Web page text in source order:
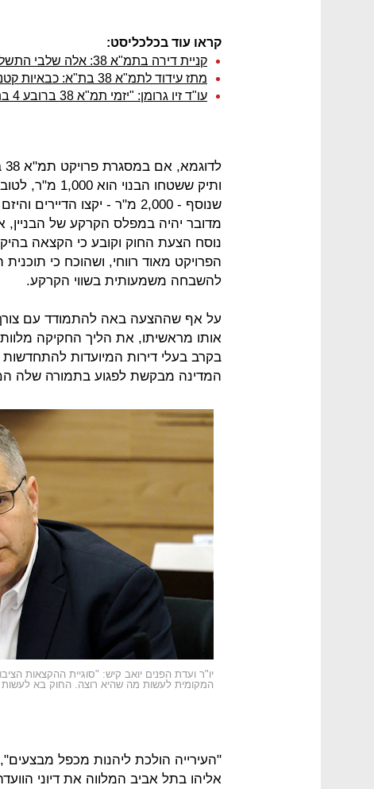
קראו עוד בכלכליסט:
קניית דירה בתמ"א 38: אלה שלבי התשלום החדשים
מתז עידוד לתמ"א 38 בת"א: כבאיות קטנות
עו"ד זיו גרומן: "יזמי תמ"א 38 ברובע 4 בת"א עלולים לקרוס"
מדובר יהיה במפלס הקרקע של הבניין,
הפרויקט מאוד רווחי, ושהוכח כי
להשבחה משמעותית בשווי הקרקע.
על אף שההצעה באה להתמודד עם
אותו מראשיתו, את הליך החקיקה
בקרב בעלי דירות המיועדות
המדינה מבקשת לפגוע בתמורה שלה
יו"ר ועדת הפנים יואב קיש: "סוגיית ההקצאות
המקומית לעשות מה שהיא רוצה. החוק בא
"העירייה הולכת ליהנות מכפל
אליהו בתל אביב המלווה את דיוני